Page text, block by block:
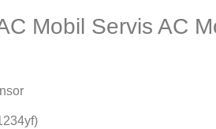
Mobil Servis AC